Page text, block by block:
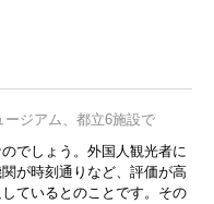
ージアム、都立6施設で
でしょう。外国人観光者に
が時刻通りなど、評価が高
ているとのことです。その